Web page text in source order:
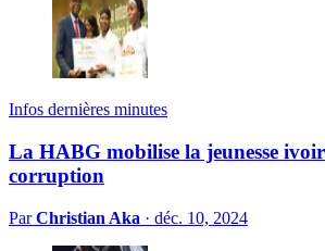
Infos dernières minutes
La HABG mobilise la jeunesse
corruption
ParChristian Aka · déc. 10, 2024